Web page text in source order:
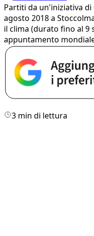
Partiti da un'iniziativa
agosto 2018 a
il clima (durato fino al 9
appuntamento
3 min di lettura